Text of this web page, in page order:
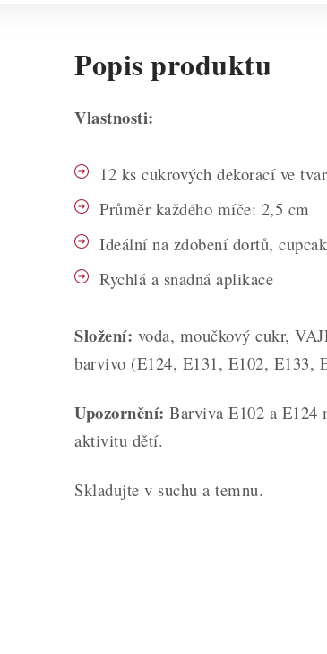
Popis produktu
Vlastnosti:
12 ks cukrových dekorací ve
Průměr každého míče: 2,5 cm
Ideální na zdobení dortů,
Rychlá a snadná aplikace
Složení: voda, moučkový cukr,
barvivo (E124, E131, E102, E133,
Upozornění: Barviva E102 a E124
aktivitu dětí.
Skladujte v suchu a temnu.